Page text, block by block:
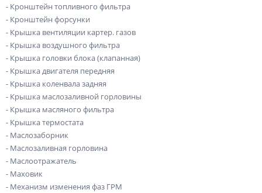
- Кронштейн топливного фильтра
- Кронштейн форсунки
- Крышка вентиляции картер. газов
- Крышка воздушного фильтра
- Крышка головки блока (клапанная)
- Крышка двигателя передняя
- Крышка коленвала задняя
- Крышка маслозаливной горловины
- Крышка масляного фильтра
- Крышка термостата
- Маслозаборник
- Маслозаливная горловина
- Маслоотражатель
- Маховик
- Механизм изменения фаз ГРМ